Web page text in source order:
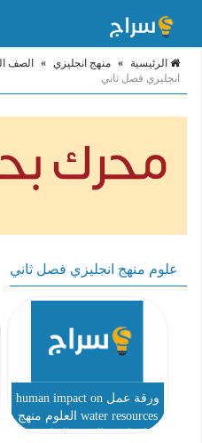
الرئيسية » منهج انجليزي » الصف
انجليزي فصل ثاني
علوم منهج انجليزي فصل ثاني
ورقة عمل human impact on
water resources العلوم منهج